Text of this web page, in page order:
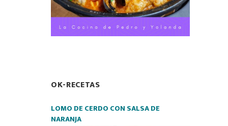
OK-RECETAS
LOMO DE CERDO CON SALSA DE
NARANJA